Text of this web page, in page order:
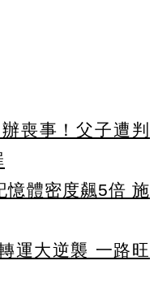
喪事！父子遭判
憶體密度飆5倍 施
運大逆襲 一路旺